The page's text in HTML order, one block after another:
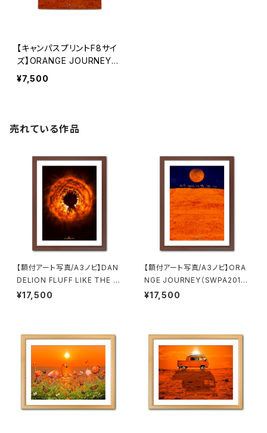
【キャンパスプリントF8サイ
ズ】ORANGE JOURNEY
（オレンジジャーニー）
¥7,500
売れている作品
【額付アート写真/A3ノビ】DAN
DELION FLUFF LIKE THE S
UN（太陽のようなタンポポの綿
¥17,500
【額付アート写真/A3ノビ】ORA
NGE JOURNEY（SWPA2016
受賞作品）
¥17,500